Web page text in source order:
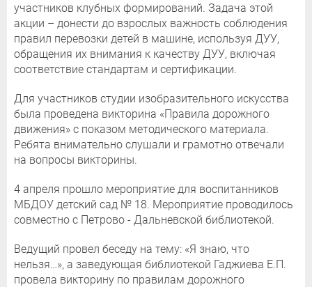
участников клубных формирований. Задача этой
акции – донести до взрослых важность соблюдения
правил перевозки детей в машине, используя ДУУ,
обращения их внимания к качеству ДУУ, включая
соответствие стандартам и сертификации.
Для участников студии изобразительного искусства
была проведена викторина «Правила дорожного
движения» с показом методического материала.
Ребята внимательно слушали и грамотно отвечали
на вопросы викторины.
4 апреля прошло мероприятие для воспитанников
МБДОУ детский сад № 18. Мероприятие проводилось
совместно с Петрово - Дальневской библиотекой.
Ведущий провел беседу на тему: «Я знаю, что
нельзя…», а заведующая библиотекой Гаджиева Е.П.
провела викторину по правилам дорожного